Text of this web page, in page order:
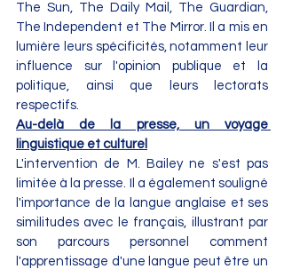
The Sun, The Daily Mail, The Guardian,
The Independent et The Mirror. Il a mis en
lumière leurs spécificités, notamment leur
influence sur l'opinion publique et la
politique, ainsi que leurs lectorats
respectifs.
Au-delà de la presse, un voyage
linguistique et culturel
L'intervention de M. Bailey ne s'est pas
limitée à la presse. Il a également souligné
l'importance de la langue anglaise et ses
similitudes avec le français, illustrant par
son parcours personnel comment
l'apprentissage d'une langue peut être un